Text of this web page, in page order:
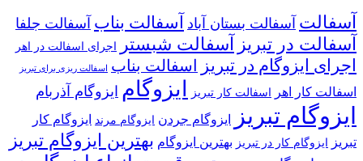
آسفالت آسفالت بستان آباد آسفالت بناب آسفالت جلفا
آسفالت در تبریز آسفالت شبستر اجرای اسفالت در اهر
اجرای ایزوگام در تبریز اسفالت بناب اسفالت ریزی برای تبریز
اسفالت کار اهر اسفالت کار تبریز ایزوگام ایزوگام آذربام
ایزوگام تبریز ایزوگام جردن ایزوگام مرند ایزوگام کار
تبریز ایزوگام کار در تبریز بهترین ایزوگام بهترین ایزوگام تبریز